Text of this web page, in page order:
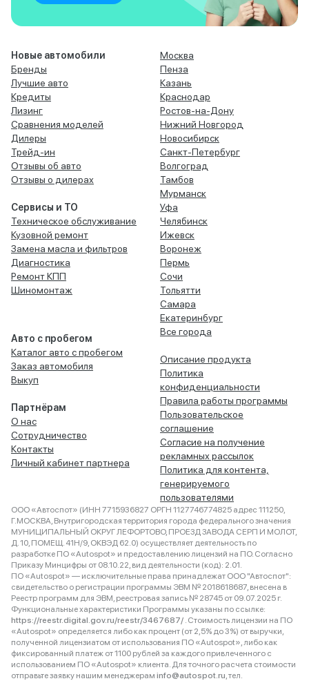
Новые автомобили
Бренды
Лучшие авто
Кредиты
Лизинг
Сравнения моделей
Дилеры
Трейд-ин
Отзывы об авто
Отзывы о дилерах
Сервисы и ТО
Техническое обслуживание
Кузовной ремонт
Замена масла и фильтров
Диагностика
Ремонт КПП
Шиномонтаж
Авто с пробегом
Каталог авто с пробегом
Заказ автомобиля
Выкуп
Партнёрам
О нас
Сотрудничество
Контакты
Личный кабинет партнера
Москва
Пенза
Казань
Краснодар
Ростов-на-Дону
Нижний Новгород
Новосибирск
Санкт-Петербург
Волгоград
Тамбов
Мурманск
Уфа
Челябинск
Ижевск
Воронеж
Пермь
Сочи
Тольятти
Самара
Екатеринбург
Все города
Описание продукта
Политика
конфиденциальности
Правила работы программы
Пользовательское
соглашение
Согласие на получение
рекламных рассылок
Политика для контента,
генерируемого
пользователями
ООО «Автоспот» (ИНН 7715936827 ОРГН 1127746774825 адрес 111250,
Г.МОСКВА, Внутригородская территория города федерального значения
МУНИЦИПАЛЬНЫЙ ОКРУГ ЛЕФОРТОВО, ПРОЕЗД ЗАВОДА СЕРП И МОЛОТ,
Д. 10, ПОМЕЩ. 41Н/9, ОКВЭД 62.0) осуществляет деятельность по
разработке ПО «Autospot» и предоставлению лицензий на ПО. Согласно
Приказу Минцифры от 08.10.22, вид деятельности (код): 2.01.
ПО «Autospot» — исключительные права принадлежат ООО "Автоспот":
свидетельство о регистрации программы ЭВМ № 2018618687, внесена в
Реестр программ для ЭВМ, реестровая запись № 28745 от 09.07.2025 г.
Функциональные характеристики Программы указаны по ссылке:
https://reestr.digital.gov.ru/reestr/3467687/ . Стоимость лицензии на ПО
«Autospot» определяется либо как процент (от 2,5% до 3%) от выручки,
полученной лицензиатом от использования ПО «Autospot», либо как
фиксированный платеж от 1100 рублей за каждого привлеченного с
использованием ПО «Autospot» клиента. Для точного расчета стоимости
отправьте заявку нашим менеджерам info@autospot.ru, тел.